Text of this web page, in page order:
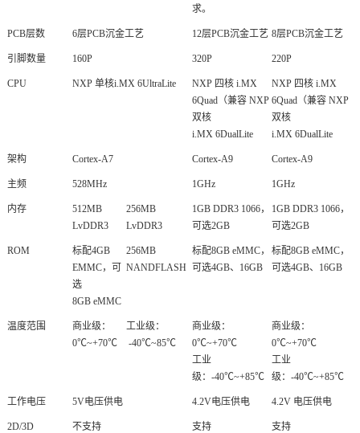
求。
PCB层数 6层PCB沉金工艺 12层PCB沉金工艺 8层PCB沉金工艺
引脚数量 160P 320P 220P
CPU NXP 单核i.MX 6UltraLite
NXP 四核 i.MX
6Quad（兼容 NXP
双核
i.MX 6DualLite
NXP 四核 i.MX
6Quad（兼容 NXP
双核
i.MX 6DualLite
架构 Cortex-A7 Cortex-A9 Cortex-A9
主频 528MHz 1GHz 1GHz
内存
512MB
LvDDR3
256MB
LvDDR3
1GB DDR3 1066，
可选2GB
1GB DDR3 1066，
可选2GB
ROM
标配4GB
EMMC，可
选
8GB eMMC
256MB
NANDFLASH
标配8GB eMMC，
可选4GB、16GB
标配8GB eMMC，
可选4GB、16GB
温度范围
商业级：
0℃~+70℃
工业级：
-40℃~85℃
商业级：
0℃~+70℃
工业
级：-40℃~+85℃
商业级：
0℃~+70℃
工业
级：-40℃~+85℃
工作电压 5V电压供电 4.2V电压供电 4.2V 电压供电
2D/3D 不支持 支持 支持